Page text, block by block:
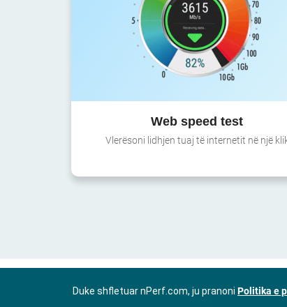
Web speed test
Vlerësoni lidhjen tuaj të internetit në një
Duke shfletuar nPerf.com, ju pranoni Politika e